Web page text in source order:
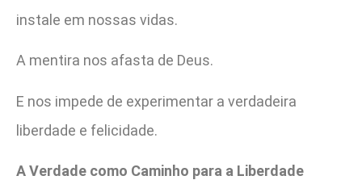
instale em nossas vidas.
A mentira nos afasta de Deus.
E nos impede de experimentar a verdadeira
liberdade e felicidade.
A Verdade como Caminho para a Liberdade